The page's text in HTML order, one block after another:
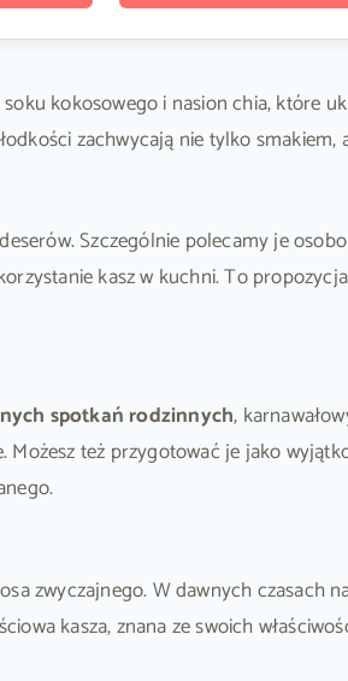
kokosowego i nasion chia, które
zachwycają nie tylko smakiem,
Szczególnie polecamy je
kasz w kuchni. To
spotkań rodzinnych,
też przygotować je jako
zwyczajnego. W dawnych czasach
kasza, znana ze swoich